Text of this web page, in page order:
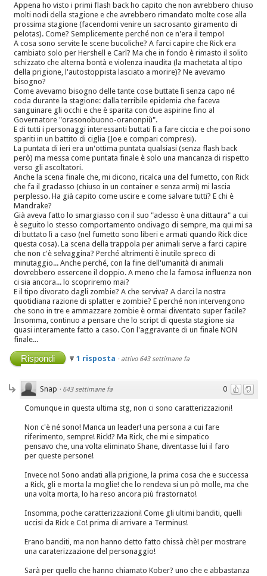
Appena ho visto i primi flash back ho capito che non avrebbero chiuso
molti nodi della stagione e che avrebbero rimandato molte cose alla
prossima stagione (facendomi venire un sacrosanto giramento di
pelotas). Come? Semplicemente perché non ce n'era il tempo!
A cosa sono servite le scene bucoliche? A farci capire che Rick era
cambiato solo per Hershell e Carl? Ma che in fondo è rimasto il solito
schizzato che alterna bontà e violenza inaudita (la machetata al tipo
della prigione, l'autostoppista lasciato a morire)? Ne avevamo
bisogno?
Come avevamo bisogno delle tante cose buttate lì senza capo né
coda durante la stagione: dalla terribile epidemia che faceva
sanguinare gli occhi e che è sparita con due aspirine fino al
Governatore "orasonobuono-oranonpiù".
E di tutti i personaggi interessanti buttati lì a fare ciccia e che poi sono
spariti in un battito di ciglia (Joe e compari compresi).
La puntata di ieri era un'ottima puntata qualsiasi (senza flash back
però) ma messa come puntata finale è solo una mancanza di rispetto
verso gli ascoltatori.
Anche la scena finale che, mi dicono, ricalca una del fumetto, con Rick
che fa il gradasso (chiuso in un container e senza armi) mi lascia
perplesso. Ha già capito come uscire e come salvare tutti? E chi è
Mandrake?
Già aveva fatto lo smargiasso con il suo "adesso è una dittaura" a cui
è seguito lo stesso comportamento ondivago di sempre, ma qui mi sa
di buttato lì a caso (nel fumetto sono liberi e armati quando Rick dice
questa cosa). La scena della trappola per animali serve a farci capire
che non c'è selvaggina? Perché altrimenti è inutile spreco di
minutaggio... Anche perché, con la fine dell'umanità di animali
dovrebbero essercene il doppio. A meno che la famosa influenza non
ci sia ancora... lo scopriremo mai?
E il tipo divorato dagli zombie? A che serviva? A darci la nostra
quotidiana razione di splatter e zombie? E perché non intervengono
che sono in tre e ammazzare zombie è ormai diventato super facile?
Insomma, continuo a pensare che lo script di questa stagione sia
quasi interamente fatto a caso. Con l'aggravante di un finale NON
finale...
Rispondi 1 risposta · attivo 643 settimane fa
0
Snap · 643 settimane fa
Comunque in questa ultima stg, non ci sono caratterizzazioni!
Non c'è né sono! Manca un leader! una persona a cui fare
riferimento, sempre! Rick!? Ma Rick, che mi e simpatico
pensavo che, una volta eliminato Shane, diventasse lui il faro
per queste persone!
Invece no! Sono andati alla prigione, la prima cosa che e successa
a Rick, gli e morta la moglie! che lo rendeva si un pò molle, ma che
una volta morta, lo ha reso ancora più frastornato!
Insomma, poche caratterizzazioni! Come gli ultimi banditi, quelli
uccisi da Rick e Co! prima di arrivare a Terminus!
Erano banditi, ma non hanno detto fatto chissà chè! per mostrare
una caraterizzazione del personaggio!
Sarà per quello che hanno chiamato Kober? uno che e abbastanza